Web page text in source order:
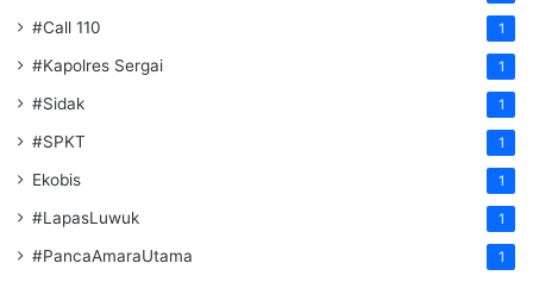
#Call 110 1
#Kapolres Sergai 1
#Sidak 1
#SPKT 1
Ekobis 1
#LapasLuwuk 1
#PancaAmaraUtama 1